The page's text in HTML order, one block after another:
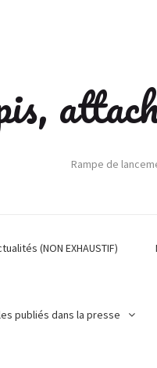
Rampe de
(NON EXHAUSTIF)
publiés dans la presse